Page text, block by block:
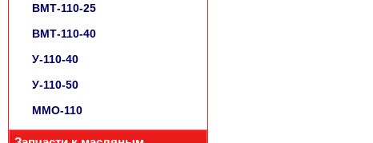
ВМТ-110-25
ВМТ-110-40
У-110-40
У-110-50
ММО-110